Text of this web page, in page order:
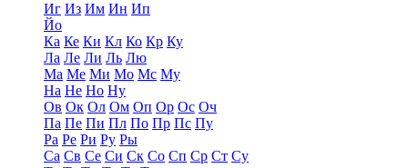
Иг Из Им Ин Ип
Йо
Ка Ке Ки Кл Ко Кр Ку
Ла Ле Ли Ль Лю
Ма Ме Ми Мо Мс Му
На Не Но Ну
Ов Ок Ол Ом Оп Ор Ос Оч
Па Пе Пи Пл По Пр Пс Пу
Ра Ре Ри Ру Ры
Са Св Се Си Ск Со Сп Ср Ст Су